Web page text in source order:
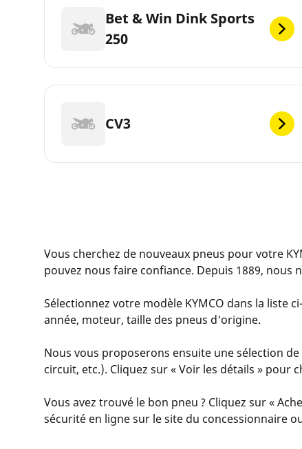
Bet & Win Dink Sports
250
CV3
Vous cherchez de nouveaux pneus pour votre
pouvez nous faire confiance. Depuis 1889,
Sélectionnez votre modèle KYMCO dans la liste
année, moteur, taille des pneus d'origine.
Nous vous proposerons ensuite une sélection
circuit, etc.). Cliquez sur « Voir les détails »
Vous avez trouvé le bon pneu ? Cliquez sur «
sécurité en ligne sur le site du concessionnaire